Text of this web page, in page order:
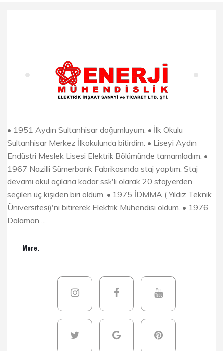
• 1951 Aydın Sultanhisar doğumluyum. • İlk Okulu
Sultanhisar Merkez İlkokulunda bitirdim. • Liseyi Aydın
Endüstri Meslek Lisesi Elektrik Bölümünde tamamladım. •
1967 Nazilli Sümerbank Fabrikasında staj yaptım. Staj
devamı okul açılana kadar ssk'lı olarak 20 stajyerden
seçilen üç kişiden biri oldum. • 1975 İDMMA ( Yıldız Teknik
Üniversitesi)'ni bitirerek Elektrik Mühendisi oldum. • 1976
Dalaman ...
More.